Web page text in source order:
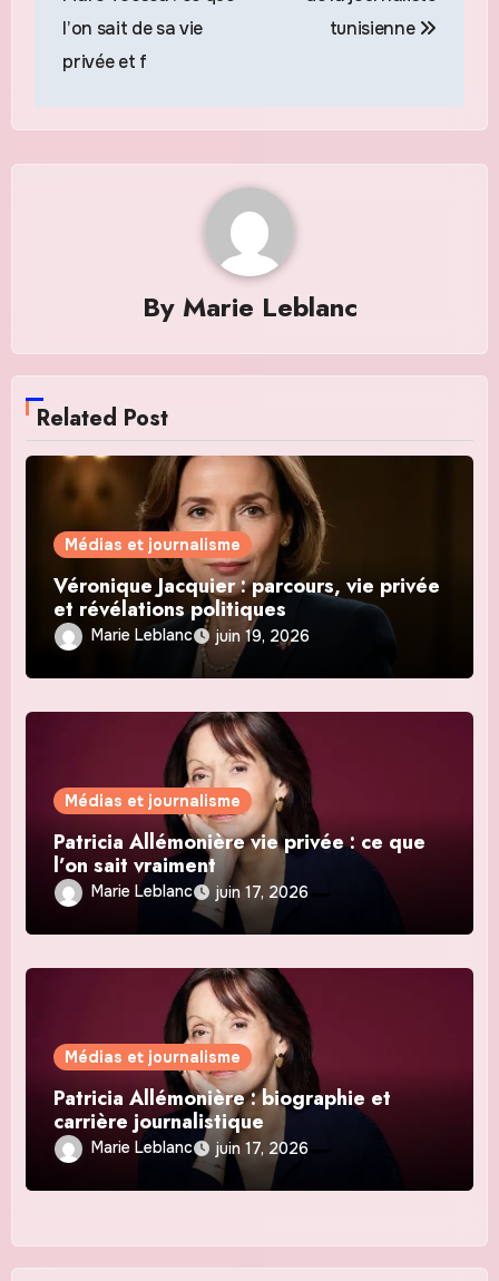
l’on sait de sa vie
privée et f
tunisienne
By Marie Leblanc
Related Post
Médias et journalisme
Véronique Jacquier : parcours, vie privée
et révélations politiques
Marie Leblanc juin 19, 2026
Médias et journalisme
Patricia Allémonière vie privée : ce que
l’on sait vraiment
Marie Leblanc juin 17, 2026
Médias et journalisme
Patricia Allémonière : biographie et
carrière journalistique
Marie Leblanc juin 17, 2026